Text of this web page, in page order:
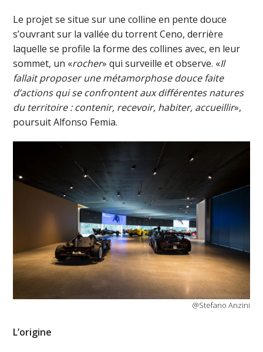
Le projet se situe sur une colline en pente douce
s’ouvrant sur la vallée du torrent Ceno, derrière
laquelle se profile la forme des collines avec, en leur
sommet, un «rocher» qui surveille et observe. «Il
fallait proposer une métamorphose douce faite
d’actions qui se confrontent aux différentes natures
du territoire : contenir, recevoir, habiter, accueillir»,
poursuit Alfonso Femia.
@Stefano Anzini
L’origine